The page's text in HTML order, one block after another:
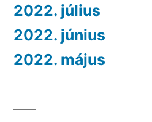
2022. július
2022. június
2022. május